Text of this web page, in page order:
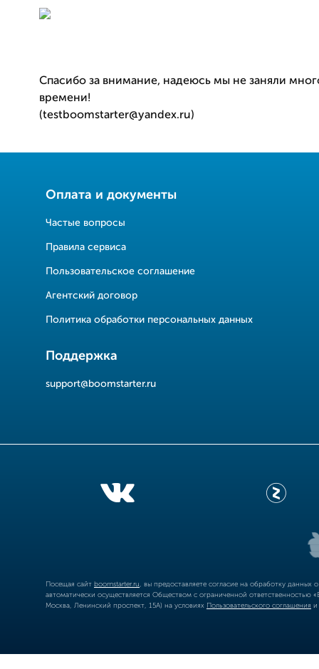
Спасибо за внимание, надеюсь мы не заняли
времени!
(testboomstarter@yandex.ru)
Оплата и документы
Частые вопросы
Правила сервиса
Пользовательское соглашение
Агентский договор
Политика обработки персональных данных
Поддержка
support@boomstarter.ru
Посещая сайт boomstarter.ru , вы предоставляете согласие на обработку
автоматически осуществляется Обществом с ограниченной
Москва, Ленинский проспект, 15А) на условиях Пользовательского соглашения и